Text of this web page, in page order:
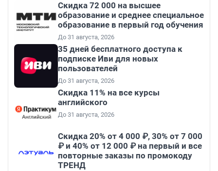
Скидка 72 000 на высшее
образование и среднее специальное
образование в первый год обучения
До 31 августа, 2026
35 дней бесплатного доступа к
подписке Иви для новых
пользователей
До 31 августа, 2026
Скидка 11% на все курсы
английского
До 31 августа, 2026
Скидка 20% от 4 000 ₽, 30% от 7 000
₽ и 40% от 12 000 ₽ на первый и все
повторные заказы по промокоду
ТРЕНД